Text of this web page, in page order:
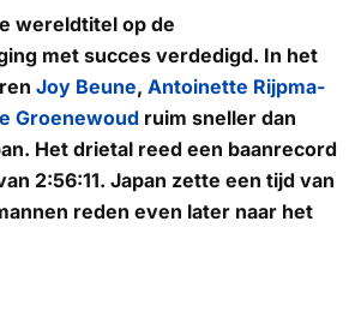
wereldtitel op de
met succes verdedigd. In het
Joy Beune, Antoinette Rijpma-
Groenewoud ruim sneller dan
Het drietal reed een baanrecord
2:56:11. Japan zette een tijd van
reden even later naar het